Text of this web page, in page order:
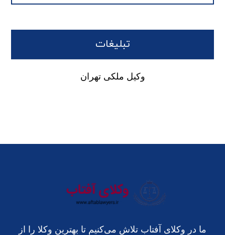
تبلیغات
وکیل ملکی تهران
ما در وکلای آفتاب تلاش می‌کنیم تا بهترین وکلا را از